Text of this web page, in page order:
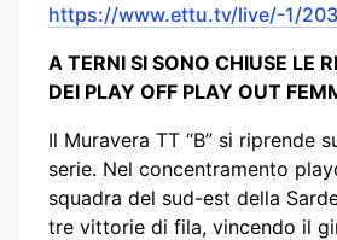
https://www.ettu.tv/live/-1/
A TERNI SI SONO CHIUSE LE
DEI PLAY OFF PLAY OUT
Il Muravera TT “B” si riprende
serie. Nel concentramento
squadra del sud-est della
tre vittorie di fila, vincendo il